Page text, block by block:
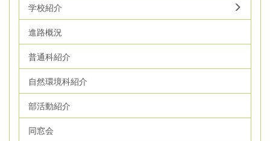
学校紹介
進路概況
普通科紹介
自然環境科紹介
部活動紹介
同窓会